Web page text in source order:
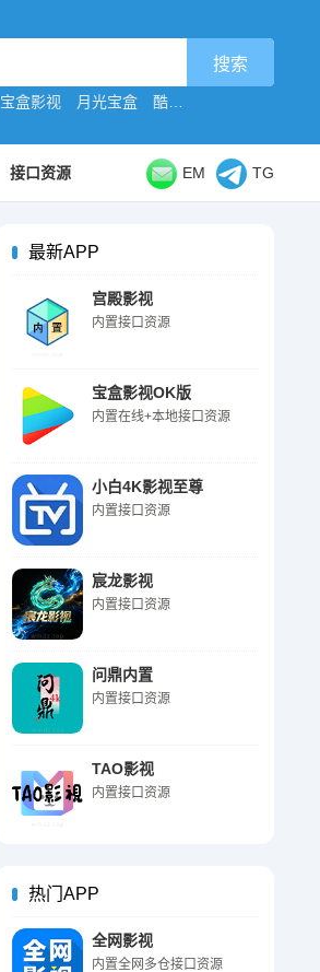
宝盒影视 月光宝盒 酷9原版
接口资源 EM TG
最新APP
宫殿影视
内置接口资源
宝盒影视OK版
内置在线+本地接口资源
小白4K影视至尊
内置接口资源
宸龙影视
内置接口资源
问鼎内置
内置接口资源
TAO影视
内置接口资源
热门APP
全网影视
内置全网多仓接口资源